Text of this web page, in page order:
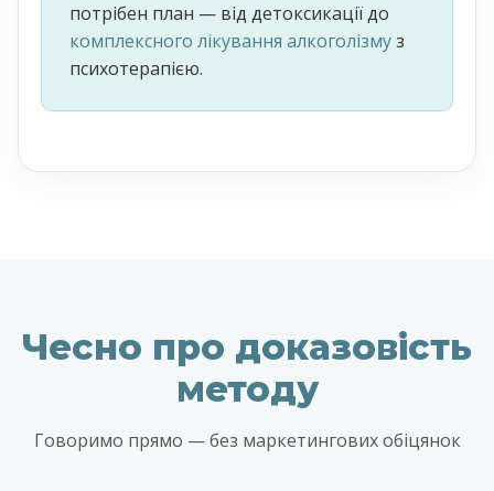
потрібен план — від детоксикації до
комплексного лікування алкоголізмуз
психотерапією.
Чесно про доказовість
методу
Говоримо прямо — без маркетингових обіцянок